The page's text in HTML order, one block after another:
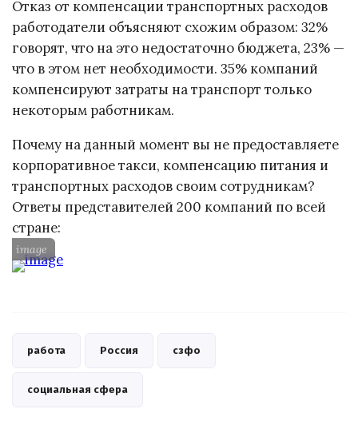
Отказ от компенсации транспортных расходов
работодатели объясняют схожим образом: 32%
говорят, что на это недостаточно бюджета, 23% —
что в этом нет необходимости. 35% компаний
компенсируют затраты на транспорт только
некоторым работникам.
Почему на данный момент вы не предоставляете
корпоративное такси, компенсацию питания и
транспортных расходов своим сотрудникам?
Ответы представителей 200 компаний по всей
стране:
image
работа Россия сзфо
социальная сфера